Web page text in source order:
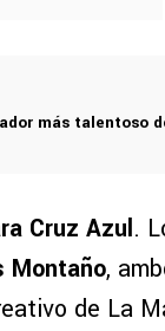
más talentoso
Cruz Azul.
Montaño,
de La